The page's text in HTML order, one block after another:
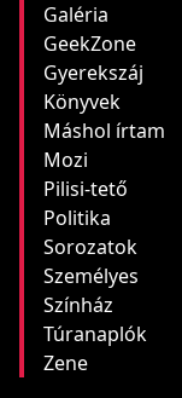
Galéria
GeekZone
Gyerekszáj
Könyvek
Máshol írtam
Mozi
Pilisi-tető
Politika
Sorozatok
Személyes
Színház
Túranaplók
Zene